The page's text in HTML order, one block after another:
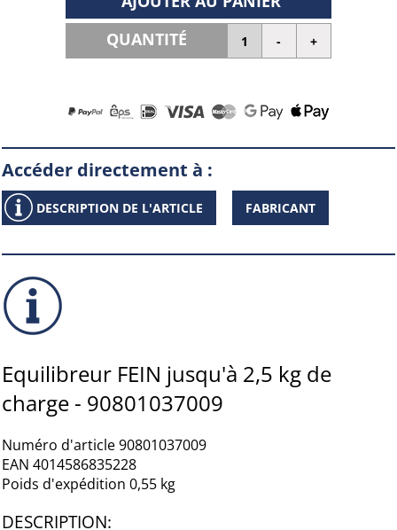
QUANTITÉ
Accéder directement à :
DESCRIPTION DE L'ARTICLE FABRICANT
Equilibreur FEIN jusqu'à 2,5 kg de
charge - 90801037009
Numéro d'article 90801037009
EAN 4014586835228
Poids d'expédition 0,55 kg
DESCRIPTION: